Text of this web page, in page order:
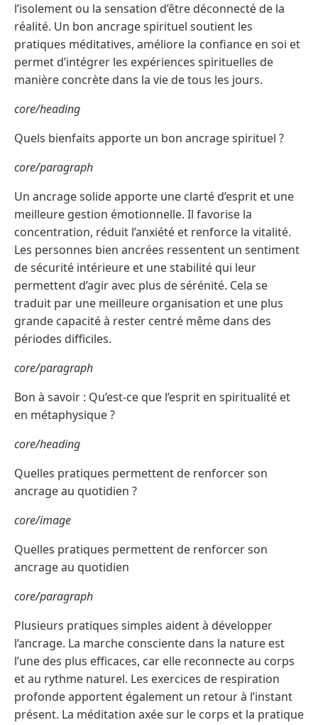
l’isolement ou la sensation d’être déconnecté de la
réalité. Un bon ancrage spirituel soutient les
pratiques méditatives, améliore la confiance en soi et
permet d’intégrer les expériences spirituelles de
manière concrète dans la vie de tous les jours.
core/heading
Quels bienfaits apporte un bon ancrage spirituel ?
core/paragraph
Un ancrage solide apporte une clarté d’esprit et une
meilleure gestion émotionnelle. Il favorise la
concentration, réduit l’anxiété et renforce la vitalité.
Les personnes bien ancrées ressentent un sentiment
de sécurité intérieure et une stabilité qui leur
permettent d’agir avec plus de sérénité. Cela se
traduit par une meilleure organisation et une plus
grande capacité à rester centré même dans des
périodes difficiles.
core/paragraph
Bon à savoir : Qu’est-ce que l’esprit en spiritualité et
en métaphysique ?
core/heading
Quelles pratiques permettent de renforcer son
ancrage au quotidien ?
core/image
Quelles pratiques permettent de renforcer son
ancrage au quotidien
core/paragraph
Plusieurs pratiques simples aident à développer
l’ancrage. La marche consciente dans la nature est
l’une des plus efficaces, car elle reconnecte au corps
et au rythme naturel. Les exercices de respiration
profonde apportent également un retour à l’instant
présent. La méditation axée sur le corps et la pratique